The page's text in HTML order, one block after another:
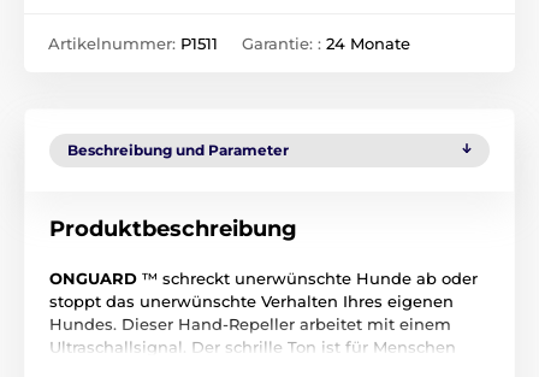
Artikelnummer: P1511 Garantie: : 24 Monate
Beschreibung und Parameter
Produktbeschreibung
ONGUARD ™ schreckt unerwünschte Hunde ab oder
stoppt das unerwünschte Verhalten Ihres eigenen
Hundes. Dieser Hand-Repeller arbeitet mit einem
Ultraschallsignal. Der schrille Ton ist für Menschen